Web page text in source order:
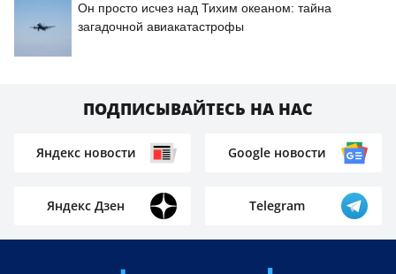
Он просто исчез над Тихим океаном: тайна
загадочной авиакатастрофы
ПОДПИСЫВАЙТЕСЬ НА НАС
Яндекс новости Google новости
Яндекс Дзен Telegram